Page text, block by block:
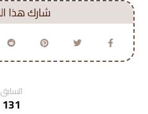
السابق
131